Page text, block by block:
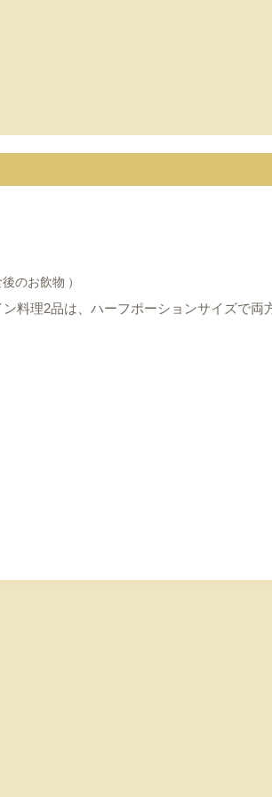
のお飲物 ）
料理2品は、ハーフポーションサイズで両